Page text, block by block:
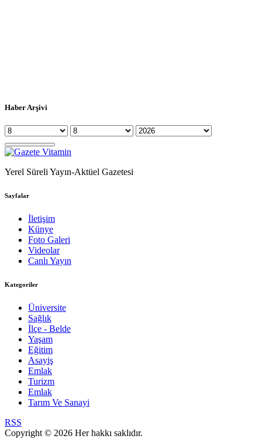
Haber Arşivi
Yerel Süreli Yayın-Aktüel Gazetesi
Sayfalar
İletişim
Künye
Foto Galeri
Videolar
Canlı Yayın
Kategoriler
Üniversite
Sağlık
İlçe - Belde
Yaşam
Eğitim
Asayiş
Emlak
Turizm
Emlak
Tarım Ve Sanayi
RSS
Copyright © 2026 Her hakkı saklıdır.